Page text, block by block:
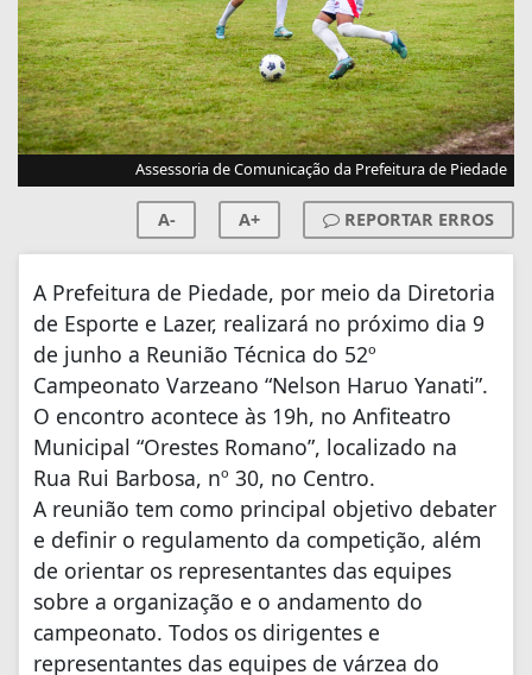
Assessoria de Comunicação da Prefeitura de Piedade
A- A+ REPORTAR ERROS
A Prefeitura de Piedade, por meio da Diretoria
de Esporte e Lazer, realizará no próximo dia 9
de junho a Reunião Técnica do 52º
Campeonato Varzeano “Nelson Haruo Yanati”.
O encontro acontece às 19h, no Anfiteatro
Municipal “Orestes Romano”, localizado na
Rua Rui Barbosa, nº 30, no Centro.
A reunião tem como principal objetivo debater
e definir o regulamento da competição, além
de orientar os representantes das equipes
sobre a organização e o andamento do
campeonato. Todos os dirigentes e
representantes das equipes de várzea do